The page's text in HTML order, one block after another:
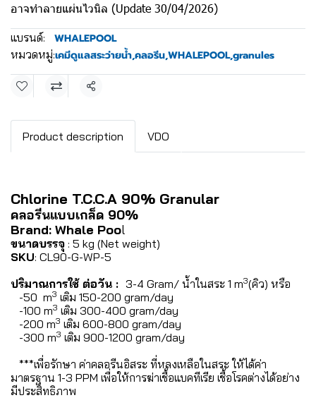
อาจทำลายแผ่นไวนิล (Update 30/04/2026)
แบรนด์: WHALEPOOL
หมวดหมู่:เคมีดูแลสระว่ายน้ำ,คลอรีน,WHALEPOOL,granules
แชร์
Product description VDO
Chlorine T.C.C.A 90% Granular
คลอรีนแบบเกล็ด 90%
Brand: Whale Pool
ขนาดบรรจุ : 5 kg (Net weight)
SKU: CL90-G-WP-5
ปริมาณการใช้ ต่อวัน : 3-4 Gram/ น้ำในสระ 1 m3(คิว) หรือ
-50 m3 เติม 150-200 gram/day
-100 m3 เติม 300-400 gram/day
-200 m3 เติม 600-800 gram/day
-300 m3 เติม 900-1200 gram/day
***เพื่อรักษา ค่าคลอรีนอิสระ ที่หลงเหลือในสระ ให้ได้ค่า
มาตรฐาน 1-3 PPM เพื่อให้การฆ่าเชื้อแบคทีเรีย เชื้อโรคต่างได้อย่าง
มีประสิทธิภาพ